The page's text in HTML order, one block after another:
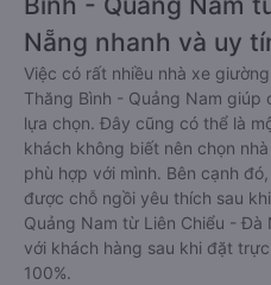
Nẵng nhanh và uy
Việc có rất nhiều nhà xe
Thăng Bình - Quảng Nam
lựa chọn. Đây cũng có thể là
khách không biết nên chọn
phù hợp với mình. Bên cạnh
được chỗ ngồi yêu thích sau
Quảng Nam từ Liên Chiểu -
với khách hàng sau khi đặt
100%.